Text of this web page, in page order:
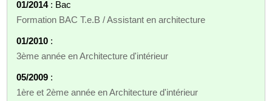
01/2014: Bac
Formation BAC T.e.B / Assistant en architecture
01/2010 :
3ème année en Architecture d'intérieur
05/2009 :
1ère et 2ème année en Architecture d'intérieur